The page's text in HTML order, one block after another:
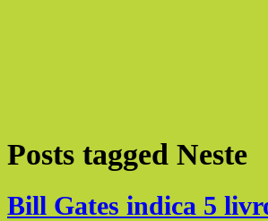
Posts tagged Neste
Bill Gates indica 5